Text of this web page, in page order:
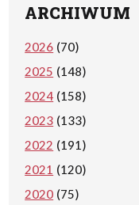
ARCHIWUM
2026 (70)
2025 (148)
2024 (158)
2023 (133)
2022 (191)
2021 (120)
2020 (75)